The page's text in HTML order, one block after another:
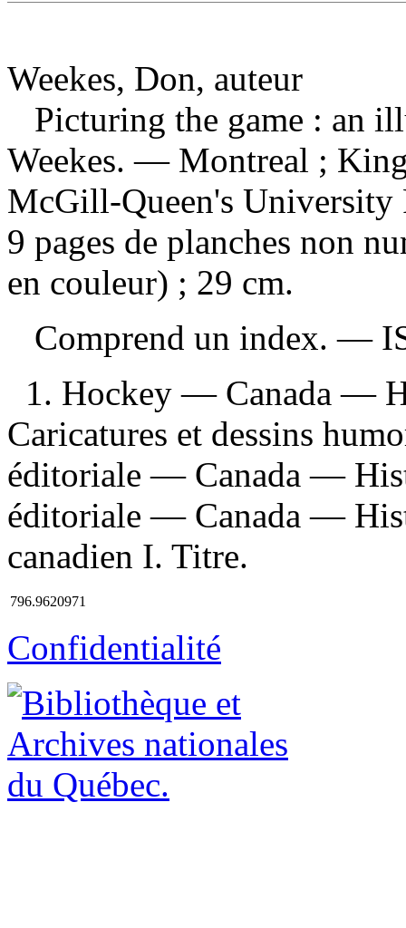
Weekes, Don, auteur
Picturing the game : an
Weekes. — Montreal ;
McGill-Queen's
9 pages de planches non
en couleur) ; 29 cm.
Comprend un index. —
1. Hockey — Canada —
Caricatures et dessins
éditoriale — Canada —
éditoriale — Canada —
canadien I. Titre.
796.9620971
Confidentialité